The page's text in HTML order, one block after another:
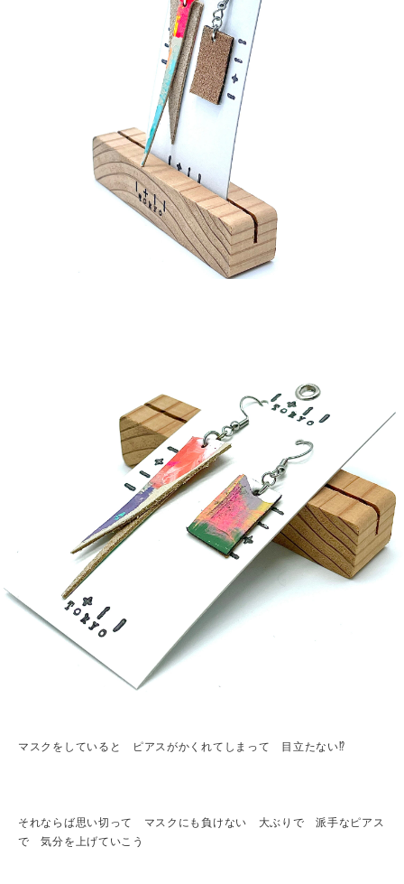
マスクをしていると ピアスがかくれてしまって 目立たない⁉︎
それならば思い切って マスクにも負けない 大ぶりで 派手なピアス
で 気分を上げていこう